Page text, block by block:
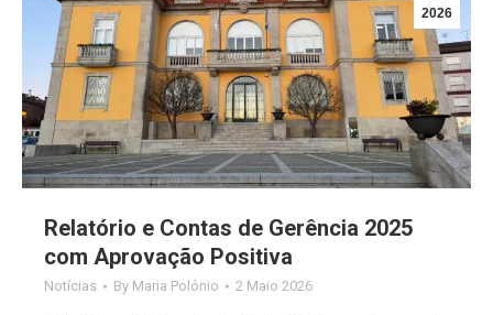
2026
Relatório e Contas de Gerência 2025
com Aprovação Positiva
Notícias By Maria Polónio 2 Maio 2026